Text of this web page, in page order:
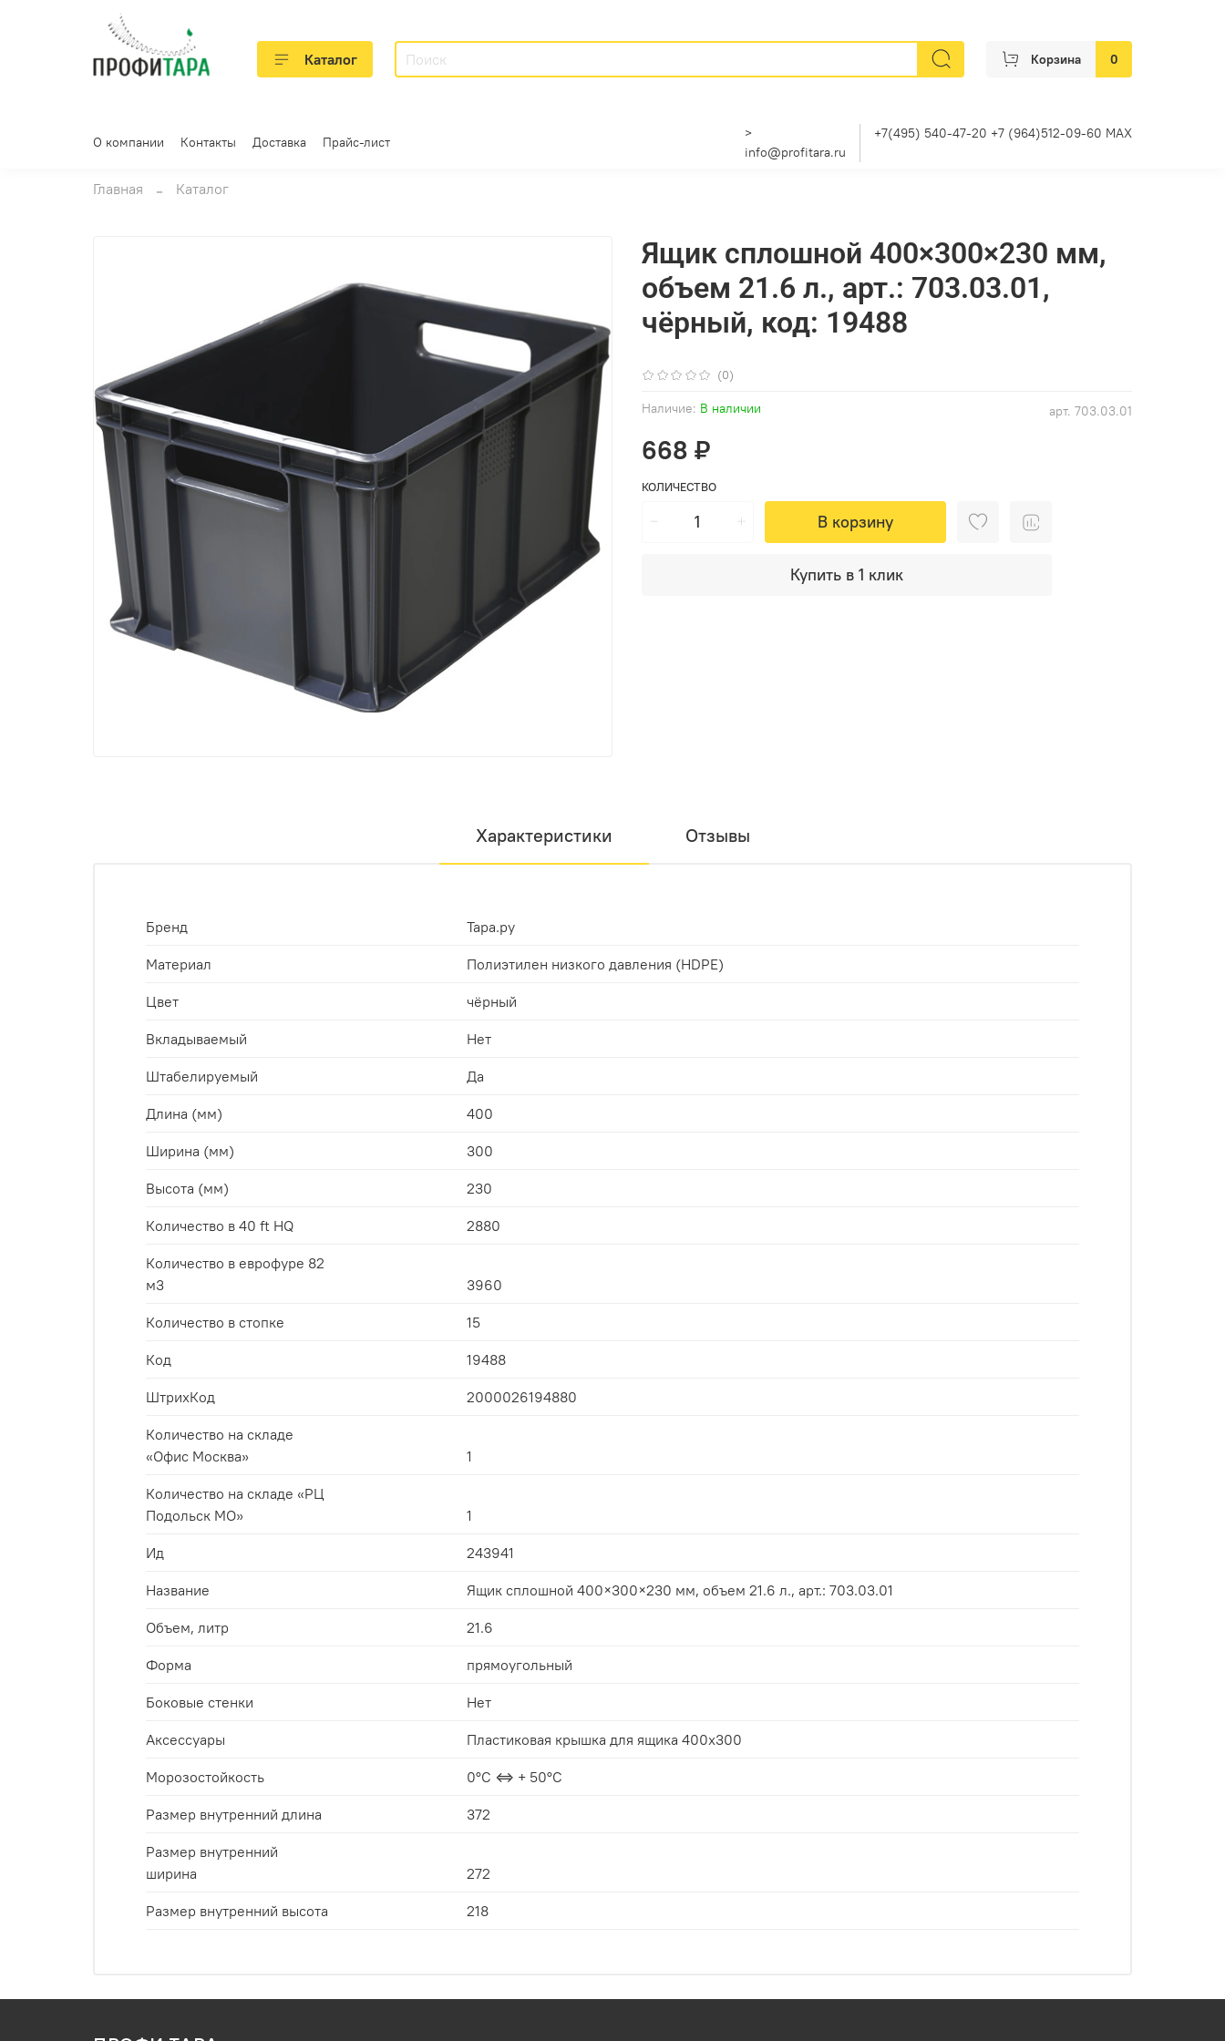
Каталог Корзина 0
О компании Контакты Доставка Прайс-лист
>
info@profitara.ru
+7(495) 540-47-20 +7 (964)512-09-60 MAX
Главная Каталог
(0)
арт. 703.03.01
Наличие: В наличии
Ящик сплошной 400×300×230 мм,
объем 21.6 л., арт.: 703.03.01,
чёрный, код: 19488
668 ₽
КОЛИЧЕСТВО
В корзину
Купить в 1 клик
Характеристики Отзывы
Бренд Тара.ру
Материал Полиэтилен низкого давления (HDPE)
Цвет чёрный
Вкладываемый Нет
Штабелируемый Да
Длина (мм) 400
Ширина (мм) 300
Высота (мм) 230
Количество в 40 ft HQ 2880
Количество в еврофуре 82
м3
3960
Количество в стопке 15
Код 19488
ШтрихКод 2000026194880
Количество на складе
«Офис Москва»
1
Количество на складе «РЦ
Подольск МО»
1
Ид 243941
Название Ящик сплошной 400×300×230 мм, объем 21.6 л., арт.: 703.03.01
Объем, литр 21.6
Форма прямоугольный
Боковые стенки Нет
Аксессуары Пластиковая крышка для ящика 400х300
Морозостойкость 0°С ⇔ + 50°С
Размер внутренний длина 372
Размер внутренний
ширина
272
Размер внутренний высота 218